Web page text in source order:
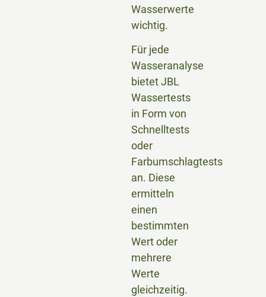
Wasserwerte
wichtig.
Für jede
Wasseranalyse
bietet JBL
Wassertests
in Form von
Schnelltests
oder
Farbumschlagtests
an. Diese
ermitteln
einen
bestimmten
Wert oder
mehrere
Werte
gleichzeitig.